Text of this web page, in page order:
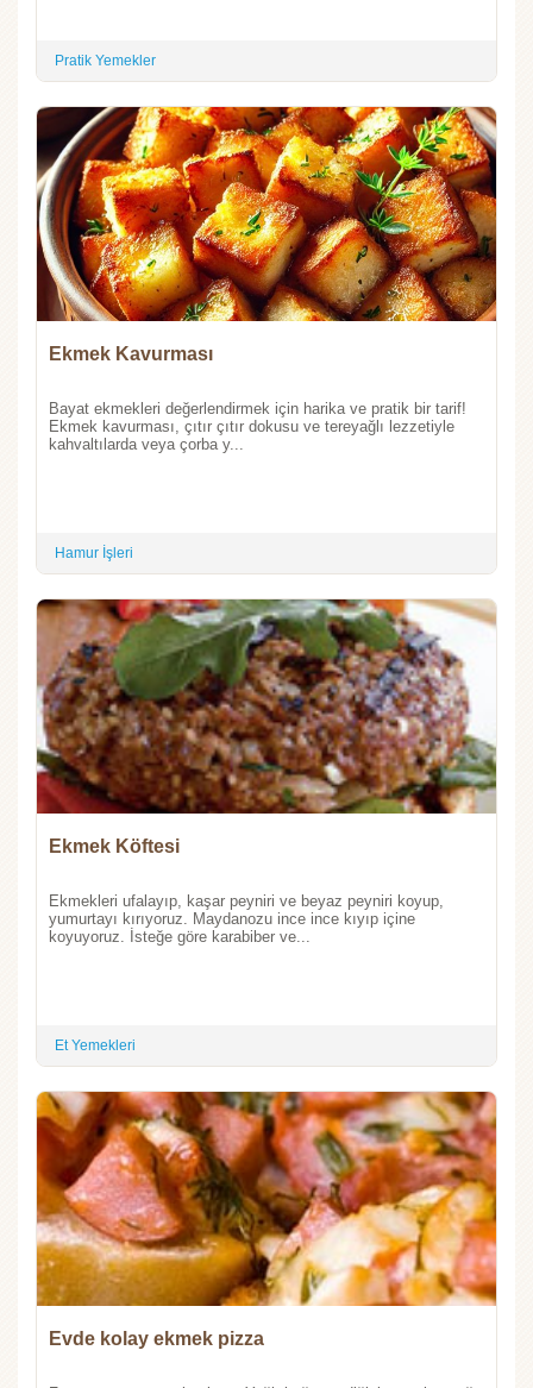
Pratik Yemekler
Ekmek Kavurması
Bayat ekmekleri değerlendirmek için harika ve pratik bir tarif!
Ekmek kavurması, çıtır çıtır dokusu ve tereyağlı lezzetiyle
kahvaltılarda veya çorba y...
Hamur İşleri
Ekmek Köftesi
Ekmekleri ufalayıp, kaşar peyniri ve beyaz peyniri koyup,
yumurtayı kırıyoruz. Maydanozu ince ince kıyıp içine
koyuyoruz. İsteğe göre karabiber ve...
Et Yemekleri
Evde kolay ekmek pizza